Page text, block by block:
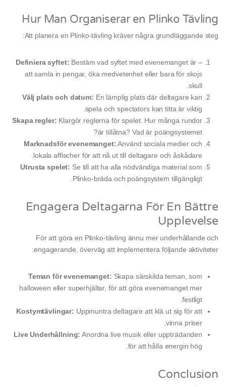
Hur Man Organiserar en Plinko Tävling
Att planera en Plinko-tävling kräver några grundläggande steg:
Definiera syftet: Bestäm vad syftet med evenemanget är –
att samla in pengar, öka medvetenhet eller bara för skojs
skull.
Välj plats och datum: En lämplig plats där deltagare kan
spela och spectators kan titta är viktig.
Skapa regler: Klargör reglerna för spelet. Hur många rundor
är tillåtna? Vad är poängsystemet?
Marknadsför evenemanget:Använd sociala medier och
lokala affischer för att nå ut till deltagare och åskådare.
Utrusta spelet: Se till att ha alla nödvändiga material som
Plinko-bräda och poängsystem tillgängligt.
Engagera Deltagarna För En Bättre
Upplevelse
För att göra en Plinko-tävling ännu mer underhållande och
engagerande, överväg att implementera följande aktiviteter:
Teman för evenemanget: Skapa särskilda teman, som
halloween eller superhjältar, för att göra evenemanget mer
festligt.
Kostymtävlingar: Uppmuntra deltagare att klä ut sig för att
vinna priser.
Live Underhållning: Anordna live musik eller uppträdanden
för att hålla energin hög.
Conclusion